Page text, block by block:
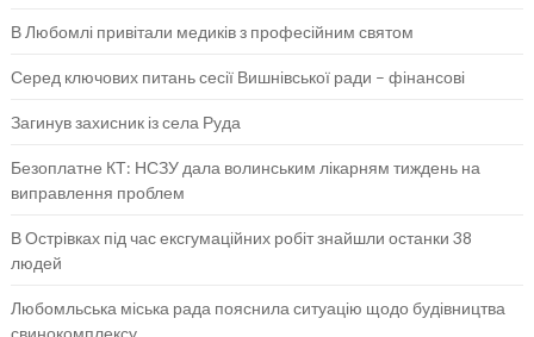
В Любомлі привітали медиків з професійним святом
Серед ключових питань сесії Вишнівської ради – фінансові
Загинув захисник із села Руда
Безоплатне КТ: НСЗУ дала волинським лікарням тиждень на
виправлення проблем
В Острівках під час ексгумаційних робіт знайшли останки 38
людей
Любомльська міська рада пояснила ситуацію щодо будівництва
свинокомплексу